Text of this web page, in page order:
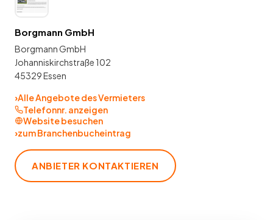
Borgmann GmbH
Borgmann GmbH
Johanniskirchstraße 102
45329 Essen
›Alle Angebote des Vermieters
Telefonnr. anzeigen
Website besuchen
›zum Branchenbucheintrag
ANBIETER KONTAKTIEREN